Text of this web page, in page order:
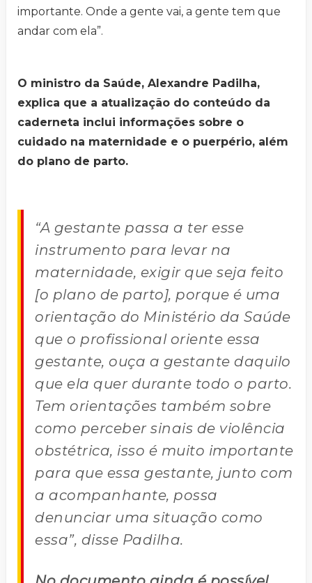
importante. Onde a gente vai, a gente tem que
andar com ela”.
O ministro da Saúde, Alexandre Padilha,
explica que a atualização do conteúdo da
caderneta inclui informações sobre o
cuidado na maternidade e o puerpério, além
do plano de parto.
“A gestante passa a ter esse
instrumento para levar na
maternidade, exigir que seja feito
[o plano de parto], porque é uma
orientação do Ministério da Saúde
que o profissional oriente essa
gestante, ouça a gestante daquilo
que ela quer durante todo o parto.
Tem orientações também sobre
como perceber sinais de violência
obstétrica, isso é muito importante
para que essa gestante, junto com
a acompanhante, possa
denunciar uma situação como
essa”, disse Padilha.